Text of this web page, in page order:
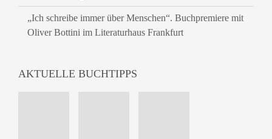
„Ich schreibe immer über Menschen“. Buchpremiere mit
Oliver Bottini im Literaturhaus Frankfurt
AKTUELLE BUCHTIPPS